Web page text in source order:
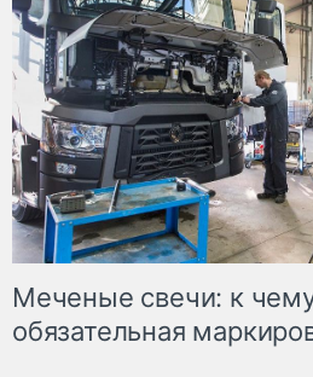
Меченые свечи: к
обязательная